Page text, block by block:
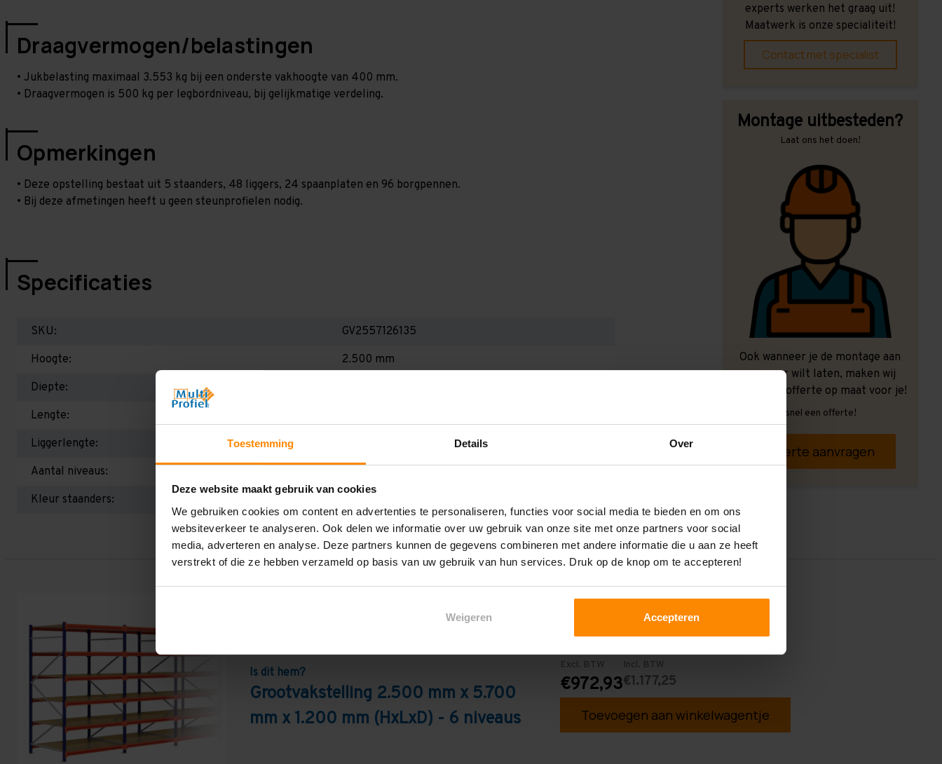
Toestemming Details Over
Deze website maakt gebruik van cookies
We gebruiken cookies om content en advertenties te personaliseren, functies voor social media te bieden en om ons
websiteverkeer te analyseren. Ook delen we informatie over uw gebruik van onze site met onze partners voor social
media, adverteren en analyse. Deze partners kunnen de gegevens combineren met andere informatie die u aan ze heeft
verstrekt of die ze hebben verzameld op basis van uw gebruik van hun services. Druk op de knop om te accepteren!
Weigeren Accepteren
Draagvermogen/belastingen
• Jukbelasting maximaal 3.553 kg bij een onderste vakhoogte van 400 mm.
• Draagvermogen is 500 kg per legbordniveau, bij gelijkmatige verdeling.
Opmerkingen
• Deze opstelling bestaat uit 5 staanders, 48 liggers, 24 spaanplaten en 96 borgpennen.
• Bij deze afmetingen heeft u geen steunprofielen nodig.
Specificaties
SKU:
GV2557126135
Hoogte:
2.500 mm
Diepte:
Lengte:
Liggerlengte:
Aantal niveaus:
Kleur staanders:
experts werken het graag uit!
Maatwerk is onze specialiteit!
Contact met specialist
Montage uitbesteden?
Laat ons het doen!
Ook wanneer je de montage aan
ons over wilt laten, maken wij
graag een offerte op maat voor je!
Vrijblijvend, snel een offerte!
Offerte aanvragen
Is dit hem?
Grootvakstelling 2.500 mm x 5.700
mm x 1.200 mm (HxLxD) - 6 niveaus
Excl. BTW
€972,93
Incl. BTW
€1.177,25
Toevoegen aan winkelwagentje